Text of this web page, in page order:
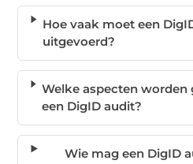
Hoe vaak moet een
uitgevoerd?
Welke aspecten worden
een DigID audit?
Wie mag een DigID